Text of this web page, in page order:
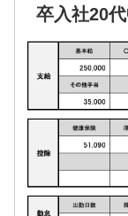
卒入社20